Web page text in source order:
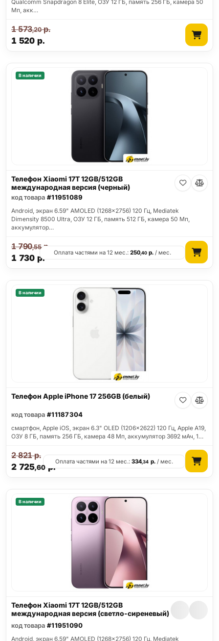
Qualcomm Snapdragon 8 Elite, ОЗУ 12 ГБ, память 256 ГБ, камера 50
Мп, акк…
1 520 р.
1 573,20р.
В наличии
Телефон Xiaomi 17T 12GB/512GB
международная версия (черный)
код товара #11951089
Android, экран 6.59" AMOLED (1268x2756) 120 Гц, Mediatek
Dimensity 8500 Ultra, ОЗУ 12 ГБ, память 512 ГБ, камера 50 Мп,
аккумулятор…
1 730 р.
1 790,55р.
Оплата частями на 12 мес.:250,40 р. / мес.
В наличии
Телефон Apple iPhone 17 256GB (белый)
код товара #11187304
смартфон, Apple iOS, экран 6.3" OLED (1206x2622) 120 Гц, Apple A19,
ОЗУ 8 ГБ, память 256 ГБ, камера 48 Мп, аккумулятор 3692 мАч, 1…
2 725,60 р.
2 821р.
Оплата частями на 12 мес.:334,34 р./ мес.
В наличии
Телефон Xiaomi 17T 12GB/512GB
международная версия (светло-сиреневый)
код товара #11951090
Android, экран 6.59" AMOLED (1268x2756) 120 Гц, Mediatek